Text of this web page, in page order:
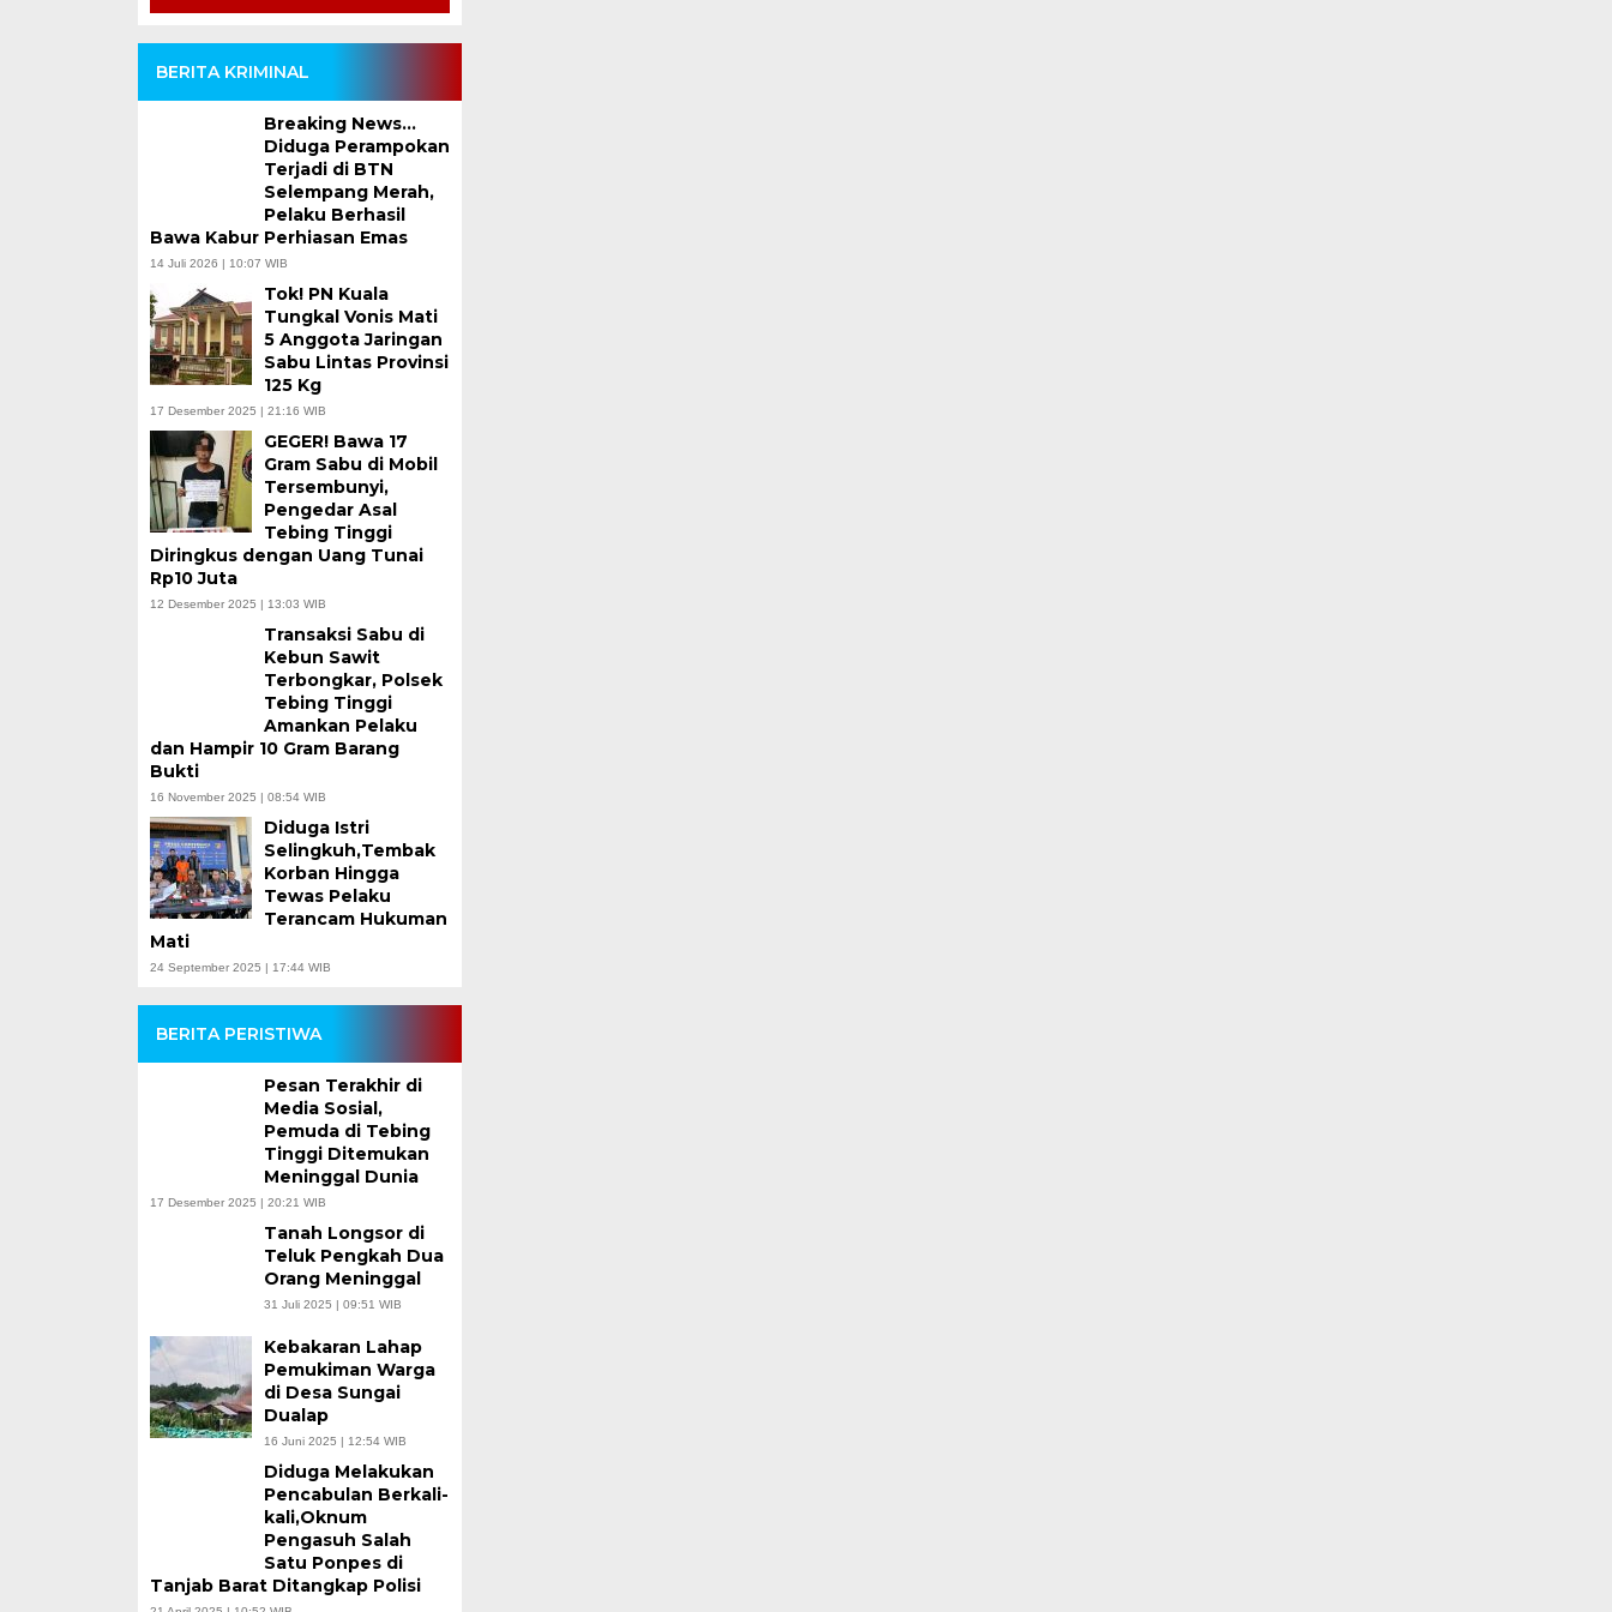
BERITA KRIMINAL
Breaking News…
Diduga Perampokan
Terjadi di BTN
Selempang Merah,
Pelaku Berhasil
Bawa Kabur Perhiasan Emas
14 Juli 2026 | 10:07 WIB
Tok! PN Kuala
Tungkal Vonis Mati
5 Anggota Jaringan
Sabu Lintas Provinsi
125 Kg
17 Desember 2025 | 21:16 WIB
GEGER! Bawa 17
Gram Sabu di Mobil
Tersembunyi,
Pengedar Asal
Tebing Tinggi
Diringkus dengan Uang Tunai
Rp10 Juta
12 Desember 2025 | 13:03 WIB
Transaksi Sabu di
Kebun Sawit
Terbongkar, Polsek
Tebing Tinggi
Amankan Pelaku
dan Hampir 10 Gram Barang
Bukti
16 November 2025 | 08:54 WIB
Diduga Istri
Selingkuh,Tembak
Korban Hingga
Tewas Pelaku
Terancam Hukuman
Mati
24 September 2025 | 17:44 WIB
BERITA PERISTIWA
Pesan Terakhir di
Media Sosial,
Pemuda di Tebing
Tinggi Ditemukan
Meninggal Dunia
17 Desember 2025 | 20:21 WIB
Tanah Longsor di
Teluk Pengkah Dua
Orang Meninggal
31 Juli 2025 | 09:51 WIB
Kebakaran Lahap
Pemukiman Warga
di Desa Sungai
Dualap
16 Juni 2025 | 12:54 WIB
Diduga Melakukan
Pencabulan Berkali-
kali,Oknum
Pengasuh Salah
Satu Ponpes di
Tanjab Barat Ditangkap Polisi